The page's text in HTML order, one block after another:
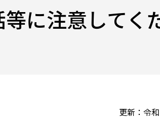
に注意してく
更新：令